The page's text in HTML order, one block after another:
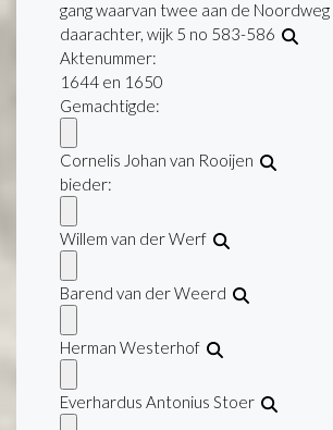
gang waarvan twee aan de
daarachter, wijk 5 no 583-586
Aktenummer:
1644 en 1650
Gemachtigde:
Cornelis Johan van Rooijen
bieder:
Willem van der Werf
Barend van der Weerd
Herman Westerhof
Everhardus Antonius Stoer